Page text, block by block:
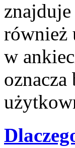
również
w